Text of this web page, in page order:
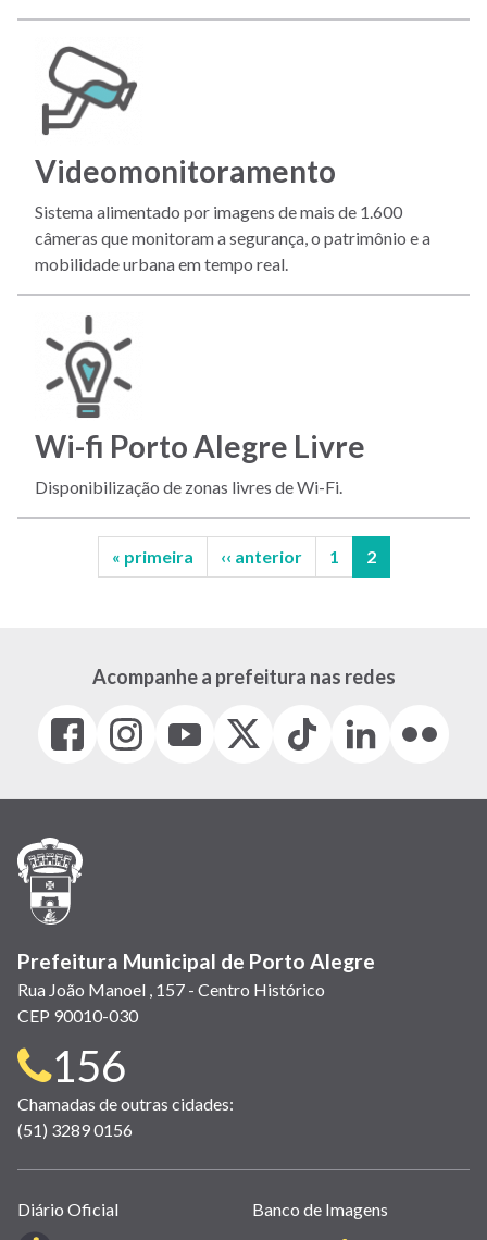
Videomonitoramento
Sistema alimentado por imagens de mais de 1.600
câmeras que monitoram a segurança, o patrimônio e a
mobilidade urbana em tempo real.
Wi-fi Porto Alegre Livre
Disponibilização de zonas livres de Wi-Fi.
Primeira
página
« primeira
Página
anterior
‹‹ anterior Página
1
Página
atual
2
Acompanhe a prefeitura nas redes
Facebook
(link
em
janela)
Instagram
(link
em
(link
em
(Antigo
(link
Tiktok
(link
em
LinkedIn
(link
em
(link
em
Prefeitura Municipal de Porto Alegre
Rua João Manoel , 157 - Centro Histórico
CEP 90010-030
Telefone
para
contato:
156
Chamadas de outras cidades:
(51) 3289 0156
Links
úteis
Diário Oficial Banco de Imagens